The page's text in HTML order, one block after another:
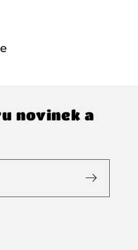
novinek a